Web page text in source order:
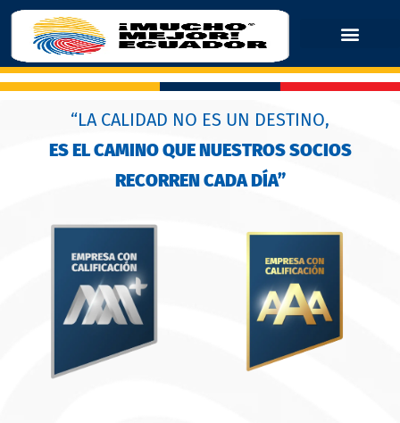
“LA CALIDAD NO ES UN DESTINO,
ES EL CAMINO QUE NUESTROS SOCIOS
RECORREN CADA DÍA”